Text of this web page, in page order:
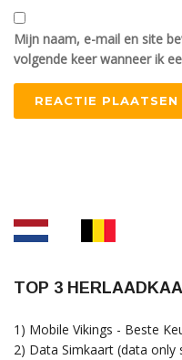
Mijn naam, e-mail en site
volgende keer wanneer ik
TOP 3
1) Mobile Vikings - Beste
2) Data Simkaart (data only